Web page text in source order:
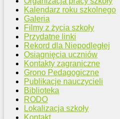
Kalendarz roku szkolnego
Galeria
Filmy z życia szkoły
Przydatne linki
Rekord dla Niepodległej
Osiągnięcia uczniów
Kontakty zagraniczne
Grono Pedagogiczne
Publikacje nauczycieli
Biblioteka
RODO
Lokalizacja szkoły